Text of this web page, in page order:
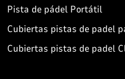
Pista de pádel Portátil
Cubiertas pistas de padel
Cubiertas pistas de padel